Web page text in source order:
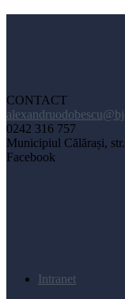
CONTACT
0242 316 757
Municipiul Călărași,
Facebook
Intranet